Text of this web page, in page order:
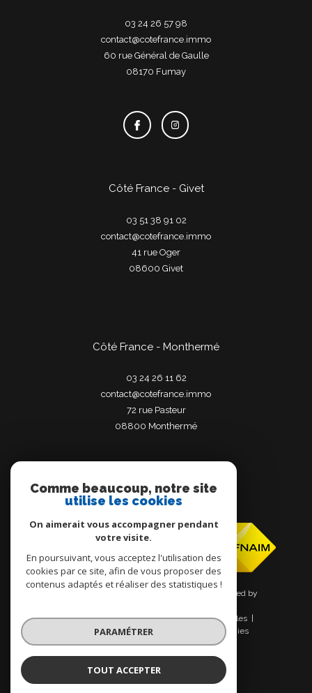
03 24 26 57 98
contact@cotefrance.immo
60 rue Général de Gaulle
08170
fumay
Côté France - Givet
03 51 38 91 02
contact@cotefrance.immo
41 rue Oger
08600
givet
Côté France - Monthermé
03 24 26 11 62
contact@cotefrance.immo
72 rue Pasteur
08800
monthermé
Adhérents
© 2026 | Tous droits réservés | Traduction powered by
Nos honoraires
Plan du site
Mentions légales
Nos liens Politique RGPD Cookies
Comme beaucoup, notre site
utilise les cookies
On aimerait vous accompagner pendant
votre visite.
En poursuivant, vous acceptez l'utilisation des
cookies par ce site, afin de vous proposer des
contenus adaptés et réaliser des statistiques !
PARAMÉTRER
TOUT ACCEPTER